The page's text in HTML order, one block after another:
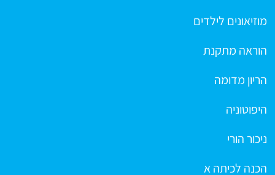
מוזיאונים לילדים
הוראה מתקנת
הריון מדומה
היפוטוניה
ניכור הורי
הכנה לכיתה א